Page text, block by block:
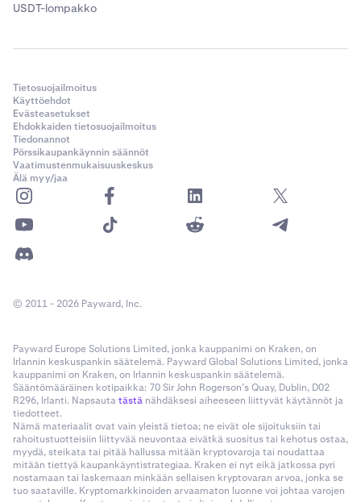
USDT-lompakko
Tietosuojailmoitus
Käyttöehdot
Evästeasetukset
Ehdokkaiden tietosuojailmoitus
Tiedonannot
Pörssikaupankäynnin säännöt
Vaatimustenmukaisuuskeskus
Älä myy/jaa
© 2011 - 2026 Payward, Inc.
Payward Europe Solutions Limited, jonka kauppanimi on Kraken, on
Irlannin keskuspankin säätelemä. Payward Global Solutions Limited, jonka
kauppanimi on Kraken, on Irlannin keskuspankin säätelemä.
Sääntömääräinen kotipaikka: 70 Sir John Rogerson’s Quay, Dublin, D02
R296, Irlanti. Napsautatästä nähdäksesi aiheeseen liittyvät käytännöt ja
tiedotteet.
Nämä materiaalit ovat vain yleistä tietoa; ne eivät ole sijoituksiin tai
rahoitustuotteisiin liittyvää neuvontaa eivätkä suositus tai kehotus ostaa,
myydä, steikata tai pitää hallussa mitään kryptovaroja tai noudattaa
mitään tiettyä kaupankäyntistrategiaa. Kraken ei nyt eikä jatkossa pyri
nostamaan tai laskemaan minkään sellaisen kryptovaran arvoa, jonka se
tuo saataville. Kryptomarkkinoiden arvaamaton luonne voi johtaa varojen